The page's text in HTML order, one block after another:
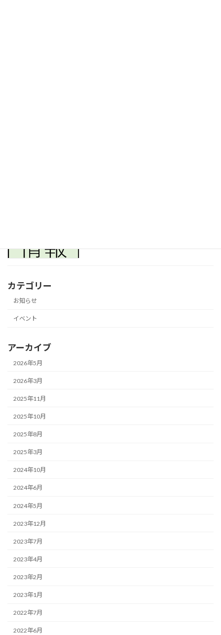
カテゴリー
お知らせ
イベント
アーカイブ
2026年5月
2026年3月
2025年11月
2025年10月
2025年8月
2025年3月
2024年10月
2024年6月
2024年5月
2023年12月
2023年7月
2023年4月
2023年2月
2023年1月
2022年7月
2022年6月